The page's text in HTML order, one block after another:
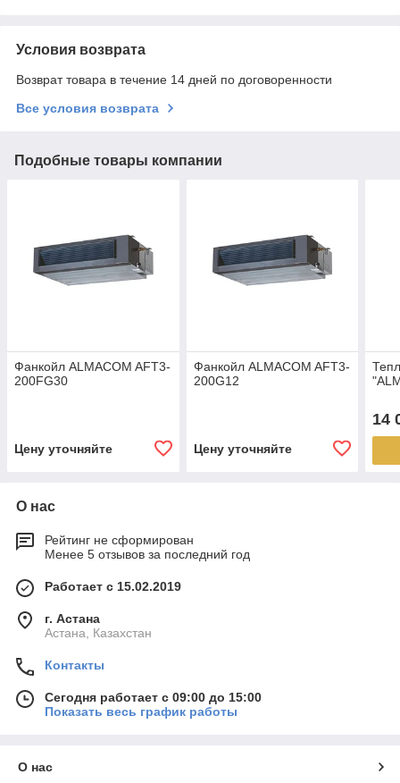
Условия возврата
Возврат товара в течение 14 дней по договоренности
Все условия возврата
Подобные товары компании
Фанкойл ALMACOM AFT3-
200FG30
Цену уточняйте
Фанкойл ALMACOM AFT3-
200G12
Цену уточняйте
14
О нас
Рейтинг не сформирован
Менее 5 отзывов за последний год
Работает с 15.02.2019
г. Астана
Астана, Казахстан
Контакты
Сегодня работает с 09:00 до 15:00
Показать весь график работы
О нас